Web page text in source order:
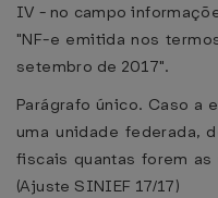
IV - no campo
"NF-e emitida nos
setembro de 2017".
Parágrafo único. Caso a
uma unidade federada,
fiscais quantas forem
(Ajuste SINIEF 17/17)